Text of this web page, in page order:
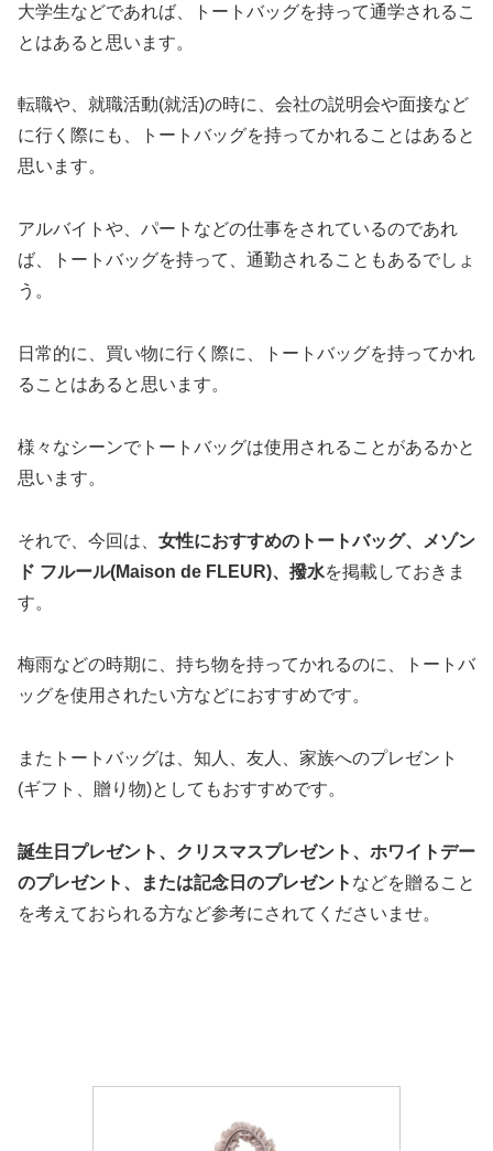
大学生などであれば、トートバッグを持って通学されるこ
とはあると思います。
転職や、就職活動(就活)の時に、会社の説明会や面接など
に行く際にも、トートバッグを持ってかれることはあると
思います。
アルバイトや、パートなどの仕事をされているのであれ
ば、トートバッグを持って、通勤されることもあるでしょ
う。
日常的に、買い物に行く際に、トートバッグを持ってかれ
ることはあると思います。
様々なシーンでトートバッグは使用されることがあるかと
思います。
それで、今回は、 女性におすすめのトートバッグ、メゾン
ド フルール(Maison de FLEUR)、撥水を掲載しておきま
す。
梅雨などの時期に、持ち物を持ってかれるのに、トートバ
ッグを使用されたい方などにおすすめです。
またトートバッグは、知人、友人、家族へのプレゼント
(ギフト、贈り物)としてもおすすめです。
誕生日プレゼント、クリスマスプレゼント、ホワイトデー
のプレゼント、または記念日のプレゼント などを贈ること
を考えておられる方など参考にされてくださいませ。